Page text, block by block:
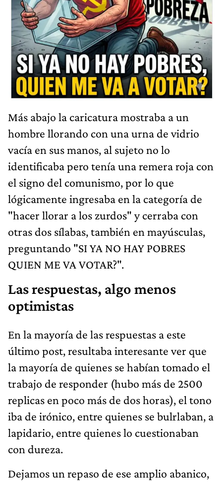
Más abajo la caricatura mostraba a un
hombre llorando con una urna de vidrio
vacía en sus manos, al sujeto no lo
identificaba pero tenía una remera roja con
el signo del comunismo, por lo que
lógicamente ingresaba en la categoría de
"hacer llorar a los zurdos" y cerraba con
otras dos sílabas, también en mayúsculas,
preguntando "SI YA NO HAY POBRES
QUIEN ME VA VOTAR?".
Las respuestas, algo menos
optimistas
En la mayoría de las respuestas a este
último post, resultaba interesante ver que
la mayoría de quienes se habían tomado el
trabajo de responder (hubo más de 2500
replicas en poco más de dos horas), el tono
iba de irónico, entre quienes se bulrlaban, a
lapidario, entre quienes lo cuestionaban
con dureza.
Dejamos un repaso de ese amplio abanico,